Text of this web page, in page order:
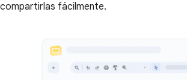
compartirlas fácilmente.